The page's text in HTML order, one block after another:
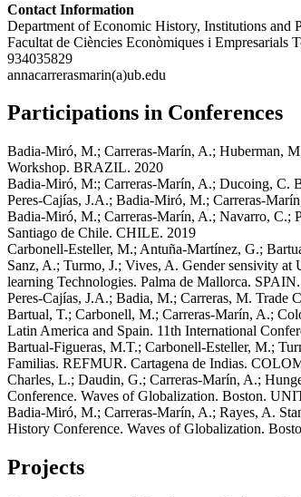
Contact Information
Department of Economic History, Institutions and
Facultat de Ciències Econòmiques i Empresarials
934035829
annacarrerasmarin(a)ub.edu
Participations in Conferences
Badia-Miró, M.; Carreras-Marín, A.; Huberman,
Workshop. BRAZIL. 2020
Badia-Miró, M:; Carreras-Marín, A.; Ducoing, C.
Peres-Cajías, J.A.; Badia-Miró, M.; Carreras-
Badia-Miró, M.; Carreras-Marín, A.; Navarro, C.;
Santiago de Chile. CHILE. 2019
Carbonell-Esteller, M.; Antuña-Martínez, G.;
Sanz, A.; Turmo, J.; Vives, A. Gender sensivity at
learning Technologies. Palma de Mallorca. SPAIN.
Peres-Cajías, J.A.; Badia, M.; Carreras, M. Trade
Bartual, T.; Carbonell, M.; Carreras-Marín, A.;
Latin America and Spain. 11th International
Bartual-Figueras, M.T.; Carbonell-Esteller, M.;
Familias. REFMUR. Cartagena de Indias.
Charles, L.; Daudin, G.; Carreras-Marín, A.;
Conference. Waves of Globalization. Boston.
Badia-Miró, M.; Carreras-Marín, A.; Rayes, A.
History Conference. Waves of Globalization.
Projects